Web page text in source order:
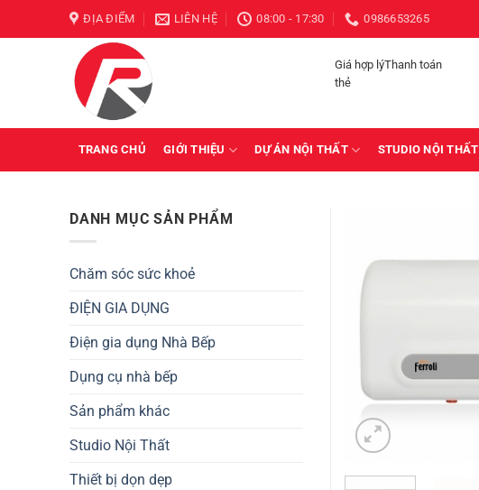
ĐỊA ĐIỂM LIÊN HỆ 08:00 - 17:30 0986653265
Giá hợp lýThanh toán
thẻ
TRANG CHỦ GIỚI THIỆU DỰ ÁN NỘI THẤT STUDIO NỘI THẤT
DANH MỤC SẢN PHẨM
Chăm sóc sức khoẻ
ĐIỆN GIA DỤNG
Điện gia dụng Nhà Bếp
Dụng cụ nhà bếp
Sản phẩm khác
Studio Nội Thất
Thiết bị dọn dẹp